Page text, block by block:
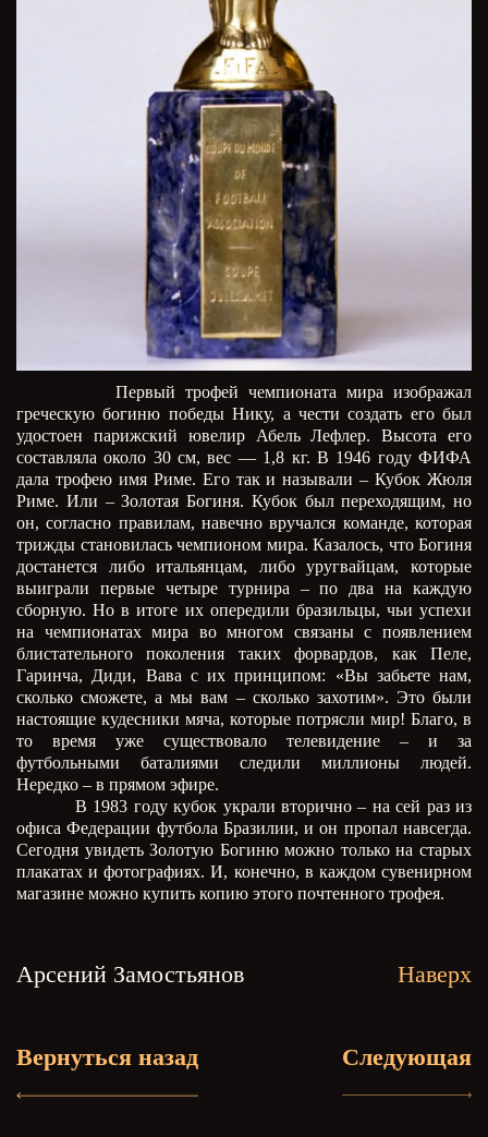
Первый трофей чемпионата мира изображал
греческую богиню победы Нику, а чести создать его был
удостоен парижский ювелир Абель Лефлер. Высота его
составляла около 30 см, вес — 1,8 кг. В 1946 году ФИФА
дала трофею имя Риме. Его так и называли – Кубок Жюля
Риме. Или – Золотая Богиня. Кубок был переходящим, но
он, согласно правилам, навечно вручался команде, которая
трижды становилась чемпионом мира. Казалось, что Богиня
достанется либо итальянцам, либо уругвайцам, которые
выиграли первые четыре турнира – по два на каждую
сборную. Но в итоге их опередили бразильцы, чьи успехи
на чемпионатах мира во многом связаны с появлением
блистательного поколения таких форвардов, как Пеле,
Гаринча, Диди, Вава с их принципом: «Вы забьете нам,
сколько сможете, а мы вам – сколько захотим». Это были
настоящие кудесники мяча, которые потрясли мир! Благо, в
то время уже существовало телевидение – и за
футбольными баталиями следили миллионы людей.
Нередко – в прямом эфире.
В 1983 году кубок украли вторично – на сей раз из
офиса Федерации футбола Бразилии, и он пропал навсегда.
Сегодня увидеть Золотую Богиню можно только на старых
плакатах и фотографиях. И, конечно, в каждом сувенирном
магазине можно купить копию этого почтенного трофея.
Арсений Замостьянов Наверх
Вернуться назад Следующая